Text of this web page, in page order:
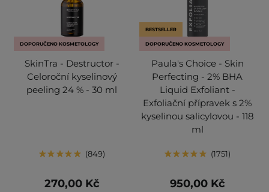
DOPORUČENO KOSMETOLOGY
SkinTra - Destructor -
Celoroční kyselinový
peeling 24 % - 30 ml
849
270,00 Kč
BESTSELLER
DOPORUČENO KOSMETOLOGY
Paula's Choice - Skin
Perfecting - 2% BHA
Liquid Exfoliant -
Exfoliační přípravek s 2%
kyselinou salicylovou - 118
ml
1751
950,00 Kč